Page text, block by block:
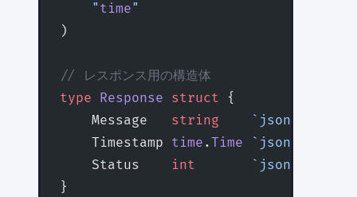
    "
time"
)
// レスポンス用の構造体
type Response struct {
    Message
string
    Timestamp
time .Time
    Status
int
}